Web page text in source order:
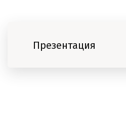
Презентация